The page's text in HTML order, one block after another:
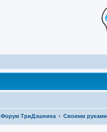
Форум ТриДэшника Своими руками